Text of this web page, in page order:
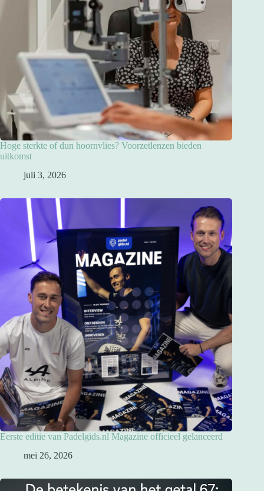
Hoge sterkte of dun hoornvlies? Voorzetlenzen bieden
uitkomst
juli 3, 2026
Eerste editie van Padelgids.nl Magazine officieel gelanceerd
mei 26, 2026